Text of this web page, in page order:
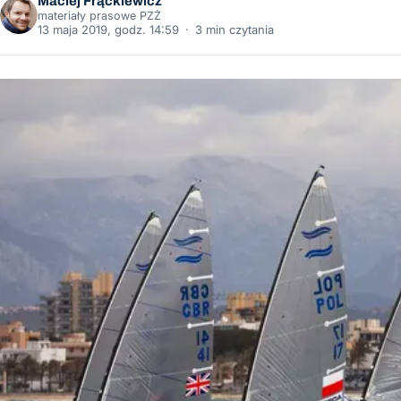
materiały prasowe PZŻ
13 maja 2019, godz. 14:59 · 3 min czytania